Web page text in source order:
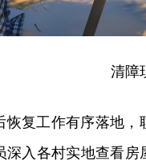
清障
恢复工作有序落地
深入各村实地查看